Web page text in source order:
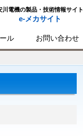
川電機の製品・技術情報サイト
e-メカサイト
ル お問い合わせ